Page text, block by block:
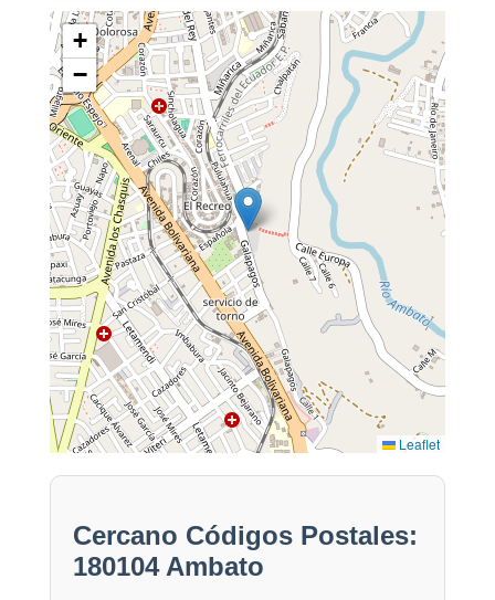
+
−
Leaflet
Cercano Códigos Postales:
180104 Ambato